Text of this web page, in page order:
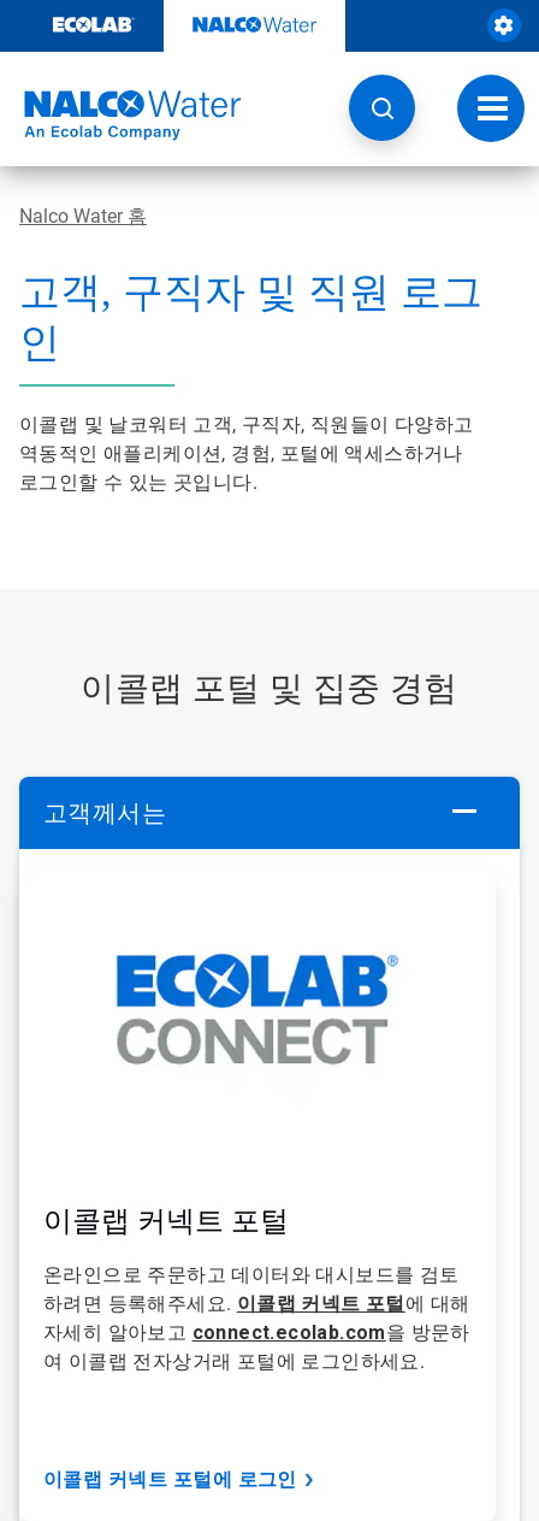
츠
기
토
글
내
비
Nalco Water 홈
고객, 구직자 및 직원 로그
인
이콜랩 및 날코워터 고객, 구직자, 직원들이 다양하고
역동적인 애플리케이션, 경험, 포털에 액세스하거나
로그인할 수 있는 곳입니다.
이콜랩 포털 및 집중 경험
고객께서는
이콜랩 커넥트 포털
온라인으로 주문하고 데이터와 대시보드를 검토
하려면 등록해주세요. 이콜랩 커넥트 포털 에 대해
자세히 알아보고 connect.ecolab.com을 방문하
여 이콜랩 전자상거래 포털에 로그인하세요.
이콜랩 커넥트 포털에 로그인